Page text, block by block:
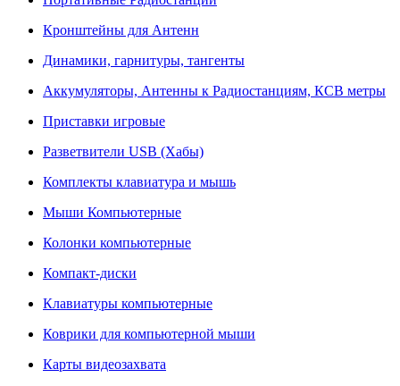
Кронштейны для Антенн
Динамики, гарнитуры, тангенты
Аккумуляторы, Антенны к Радиостанциям, КСВ метры
Приставки игровые
Разветвители USB (Хабы)
Комплекты клавиатура и мышь
Мыши Компьютерные
Колонки компьютерные
Компакт-диски
Клавиатуры компьютерные
Коврики для компьютерной мыши
Карты видеозахвата